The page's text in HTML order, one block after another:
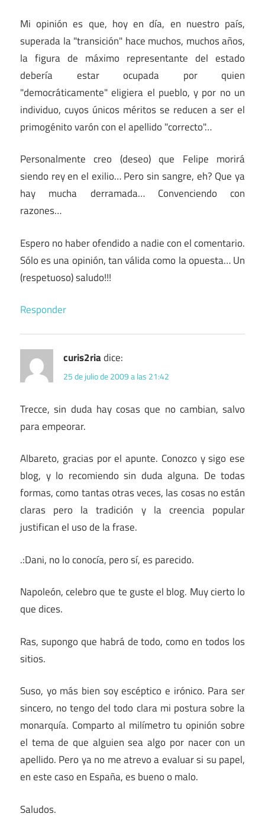
Mi opinión es que, hoy en día, en nuestro país,
superada la "transición" hace muchos, muchos años,
la figura de máximo representante del estado
debería estar ocupada por quien
"democráticamente" eligiera el pueblo, y por no un
individuo, cuyos únicos méritos se reducen a ser el
primogénito varón con el apellido "correcto"…
Personalmente creo (deseo) que Felipe morirá
siendo rey en el exilio… Pero sin sangre, eh? Que ya
hay mucha derramada… Convenciendo con
razones…
Espero no haber ofendido a nadie con el comentario.
Sólo es una opinión, tan válida como la opuesta… Un
(respetuoso) saludo!!!
Responder
curis2riadice:
25 de julio de 2009 a las 21:42
Trecce, sin duda hay cosas que no cambian, salvo
para empeorar.
Albareto, gracias por el apunte. Conozco y sigo ese
blog, y lo recomiendo sin duda alguna. De todas
formas, como tantas otras veces, las cosas no están
claras pero la tradición y la creencia popular
justifican el uso de la frase.
.:Dani, no lo conocía, pero sí, es parecido.
Napoleón, celebro que te guste el blog. Muy cierto lo
que dices.
Ras, supongo que habrá de todo, como en todos los
sitios.
Suso, yo más bien soy escéptico e irónico. Para ser
sincero, no tengo del todo clara mi postura sobre la
monarquía. Comparto al milímetro tu opinión sobre
el tema de que alguien sea algo por nacer con un
apellido. Pero ya no me atrevo a evaluar si su papel,
en este caso en España, es bueno o malo.
Saludos.